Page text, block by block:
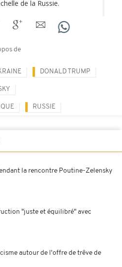
de la Russie.
de
DONALD TRUMP
RUSSIE
la rencontre Poutine-Zelensky
"juste et équilibré" avec
autour de l'offre de trêve de